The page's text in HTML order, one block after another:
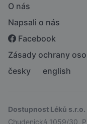
O nás
Napsali o nás
Facebook
Zásady ochrany
česky
english
Dostupnost Léků s.r.o.
Chudenická 1059/30,